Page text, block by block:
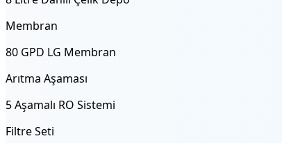
Membran
80 GPD LG Membran
Arıtma Aşaması
5 Aşamalı RO Sistemi
Filtre Seti